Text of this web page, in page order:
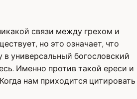
связи между грехом и
но это означает, что
в универсальный богословский
Именно против такой ереси и
нам приходится цитировать